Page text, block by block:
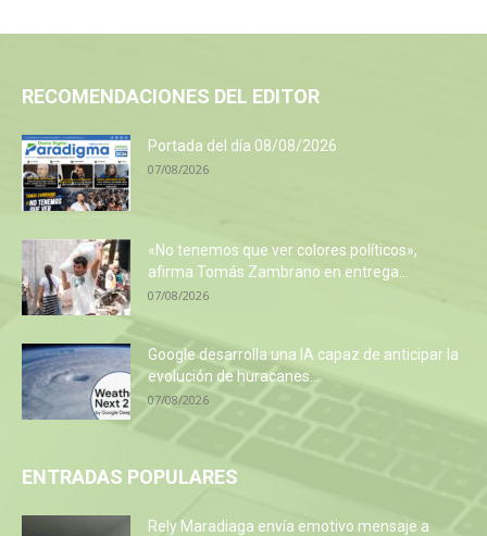
RECOMENDACIONES DEL EDITOR
Portada del día 08/08/2026
07/08/2026
«No tenemos que ver colores políticos»,
afirma Tomás Zambrano en entrega...
07/08/2026
Google desarrolla una IA capaz de anticipar la
evolución de huracanes...
07/08/2026
ENTRADAS POPULARES
Rely Maradiaga envía emotivo mensaje a